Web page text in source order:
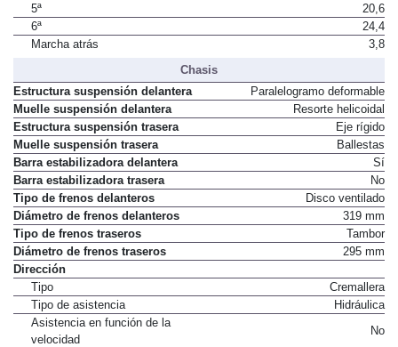
5ª
20,6
6ª
24,4
Marcha atrás
3,8
Chasis
Estructura suspensión delantera
Paralelogramo deformable
Muelle suspensión delantera
Resorte helicoidal
Estructura suspensión trasera
Eje rígido
Muelle suspensión trasera
Ballestas
Barra estabilizadora delantera
Sí
Barra estabilizadora trasera
No
Tipo de frenos delanteros
Disco ventilado
Diámetro de frenos delanteros
319 mm
Tipo de frenos traseros
Tambor
Diámetro de frenos traseros
295 mm
Dirección
Tipo
Cremallera
Tipo de asistencia
Hidráulica
Asistencia en función de la
velocidad
No